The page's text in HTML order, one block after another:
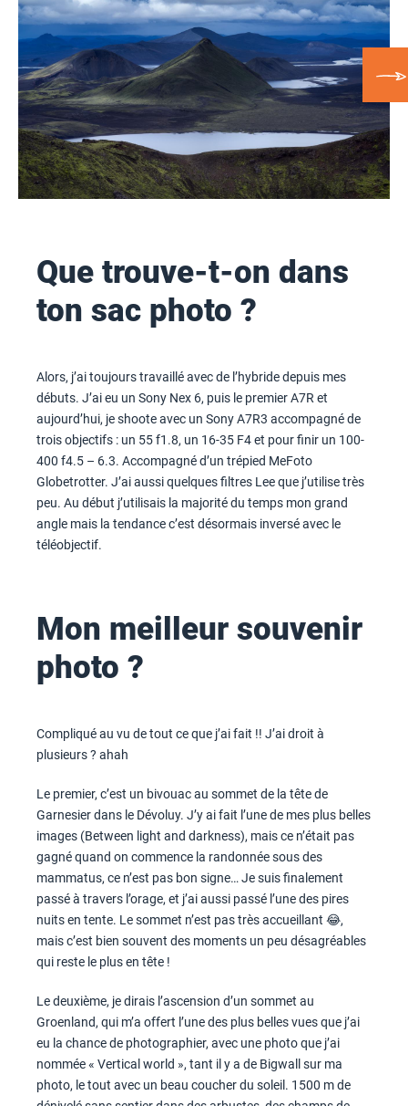
Que trouve-t-on dans
ton sac photo ?
Alors, j’ai toujours travaillé avec de l’hybride depuis mes
débuts. J’ai eu un Sony Nex 6, puis le premier A7R et
aujourd’hui, je shoote avec un Sony A7R3 accompagné de
trois objectifs : un 55 f1.8, un 16-35 F4 et pour finir un 100-
400 f4.5 – 6.3. Accompagné d’un trépied MeFoto
Globetrotter. J’ai aussi quelques filtres Lee que j’utilise très
peu. Au début j’utilisais la majorité du temps mon grand
angle mais la tendance c’est désormais inversé avec le
téléobjectif.
Mon meilleur souvenir
photo ?
Compliqué au vu de tout ce que j’ai fait !! J’ai droit à
plusieurs ? ahah
Le premier, c’est un bivouac au sommet de la tête de
Garnesier dans le Dévoluy. J’y ai fait l’une de mes plus belles
images (Between light and darkness), mais ce n’était pas
gagné quand on commence la randonnée sous des
mammatus, ce n’est pas bon signe… Je suis finalement
passé à travers l’orage, et j’ai aussi passé l’une des pires
nuits en tente. Le sommet n’est pas très accueillant 😂,
mais c’est bien souvent des moments un peu désagréables
qui reste le plus en tête !
Le deuxième, je dirais l’ascension d’un sommet au
Groenland, qui m’a offert l’une des plus belles vues que j’ai
eu la chance de photographier, avec une photo que j’ai
nommée « Vertical world », tant il y a de Bigwall sur ma
photo, le tout avec un beau coucher du soleil. 1500 m de